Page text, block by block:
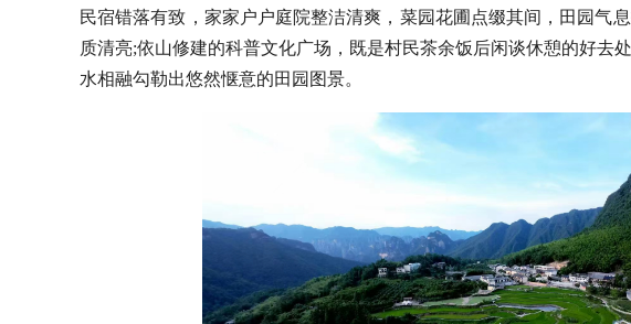
民宿错落有致，家家户户庭院整洁清爽，菜园花圃点缀其间，田园气
质清亮;依山修建的科普文化广场，既是村民茶余饭后闲谈休憩的好去
水相融勾勒出悠然惬意的田园图景。